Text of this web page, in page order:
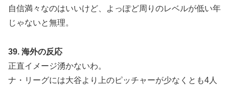
自信満々なのはいいけど、よっぽど周りのレベルが低い年
じゃないと無理。
39. 海外の反応
正直イメージ湧かないわ。
ナ・リーグには大谷より上のピッチャーが少なくとも4人